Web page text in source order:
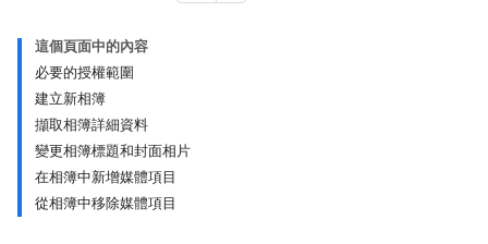
這個頁面中的內容
必要的授權範圍
建立新相簿
擷取相簿詳細資料
變更相簿標題和封面相片
在相簿中新增媒體項目
從相簿中移除媒體項目